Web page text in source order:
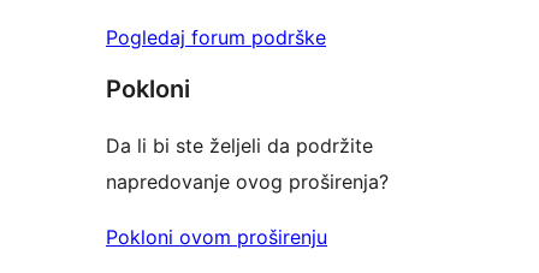
Pogledaj forum podrške
Pokloni
Da li bi ste željeli da podržite
napredovanje ovog proširenja?
Pokloni ovom proširenju